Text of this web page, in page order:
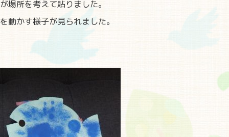
場所を考えて貼りました。
動かす様子が見られました。